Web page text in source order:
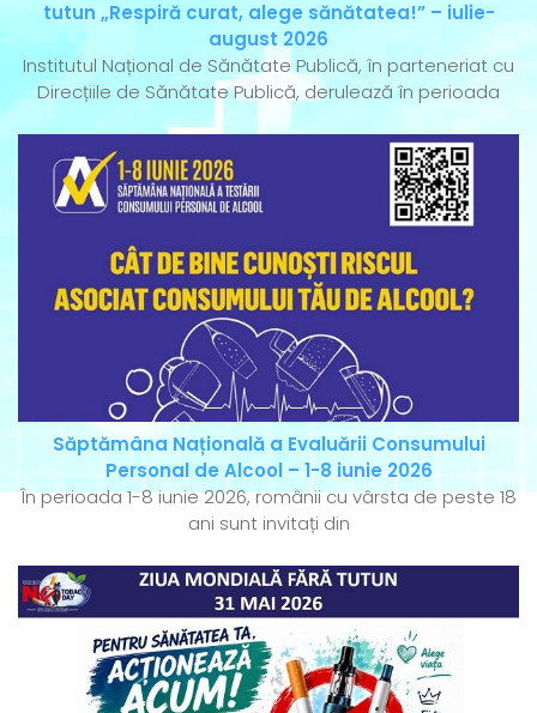
tutun „Respiră curat, alege sănătatea!” – iulie-
august 2026
Institutul Național de Sănătate Publică, în parteneriat cu
Direcțiile de Sănătate Publică, derulează în perioada
Săptămâna Națională a Evaluării Consumului
Personal de Alcool – 1-8 iunie 2026
În perioada 1-8 iunie 2026, românii cu vârsta de peste 18
ani sunt invitați din